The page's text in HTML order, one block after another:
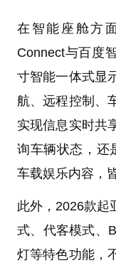
在智能座舱方
Connect与百度
寸智能一体式显
航、远程控制、
实现信息实时共
询车辆状态，还
车载娱乐内容，
此外，2026款起
式、代客模式、
灯等特色功能，